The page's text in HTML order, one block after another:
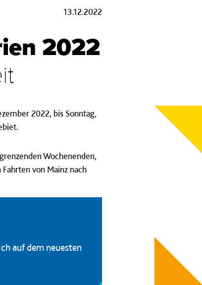
13.12.2022
2022
2022, bis Sonntag,
Wochenenden,
von Mainz nach
auf dem neuesten